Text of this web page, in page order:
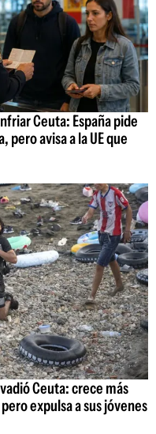
Ceuta: España pide
pero avisa a la UE que
Ceuta: crece más
expulsa a sus jóvenes